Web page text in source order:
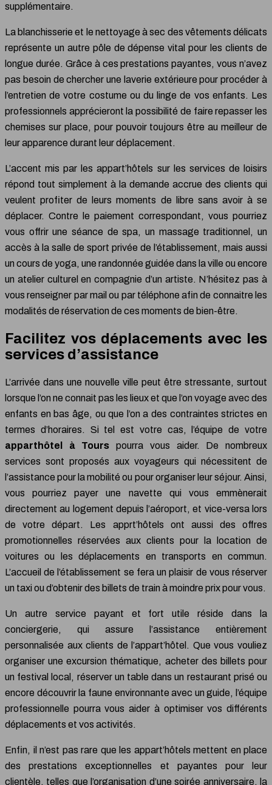
supplémentaire.
La blanchisserie et le nettoyage à sec des vêtements délicats
représente un autre pôle de dépense vital pour les clients de
longue durée. Grâce à ces prestations payantes, vous n’avez
pas besoin de chercher une laverie extérieure pour procéder à
l’entretien de votre costume ou du linge de vos enfants. Les
professionnels apprécieront la possibilité de faire repasser les
chemises sur place, pour pouvoir toujours être au meilleur de
leur apparence durant leur déplacement.
L’accent mis par les appart’hôtels sur les services de loisirs
répond tout simplement à la demande accrue des clients qui
veulent profiter de leurs moments de libre sans avoir à se
déplacer. Contre le paiement correspondant, vous pourriez
vous offrir une séance de spa, un massage traditionnel, un
accès à la salle de sport privée de l’établissement, mais aussi
un cours de yoga, une randonnée guidée dans la ville ou encore
un atelier culturel en compagnie d’un artiste. N’hésitez pas à
vous renseigner par mail ou par téléphone afin de connaitre les
modalités de réservation de ces moments de bien-être.
Facilitez vos déplacements avec les
services d’assistance
L’arrivée dans une nouvelle ville peut être stressante, surtout
lorsque l’on ne connait pas les lieux et que l’on voyage avec des
enfants en bas âge, ou que l’on a des contraintes strictes en
termes d’horaires. Si tel est votre cas, l’équipe de votre
apparthôtel à Tours pourra vous aider. De nombreux
services sont proposés aux voyageurs qui nécessitent de
l’assistance pour la mobilité ou pour organiser leur séjour. Ainsi,
vous pourriez payer une navette qui vous emmènerait
directement au logement depuis l’aéroport, et vice-versa lors
de votre départ. Les apprt’hôtels ont aussi des offres
promotionnelles réservées aux clients pour la location de
voitures ou les déplacements en transports en commun.
L’accueil de l’établissement se fera un plaisir de vous réserver
un taxi ou d’obtenir des billets de train à moindre prix pour vous.
Un autre service payant et fort utile réside dans la
conciergerie, qui assure l’assistance entièrement
personnalisée aux clients de l’appart’hôtel. Que vous vouliez
organiser une excursion thématique, acheter des billets pour
un festival local, réserver un table dans un restaurant prisé ou
encore découvrir la faune environnante avec un guide, l’équipe
professionnelle pourra vous aider à optimiser vos différents
déplacements et vos activités.
Enfin, il n’est pas rare que les appart’hôtels mettent en place
des prestations exceptionnelles et payantes pour leur
clientèle, telles que l’organisation d’une soirée anniversaire, la